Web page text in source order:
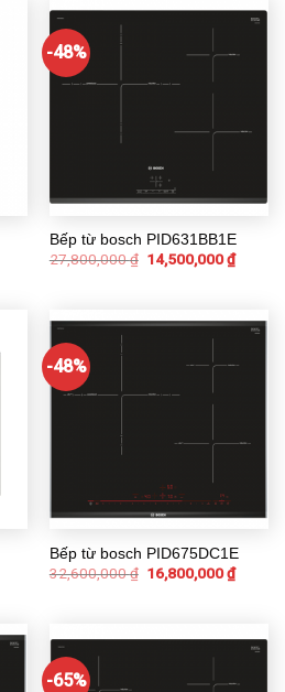
-48%
Bếp từ bosch PID631BB1E
27,800,000₫ 14,500,000₫
-48%
Bếp từ bosch PID675DC1E
32,600,000₫ 16,800,000₫
-65%